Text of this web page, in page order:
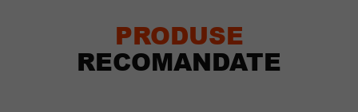
PRODUSE
RECOMANDATE